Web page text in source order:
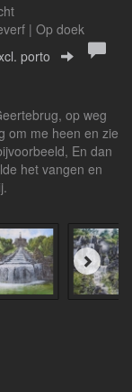
| Op doek
porto
op weg
om me heen en zie
En dan
het vangen en